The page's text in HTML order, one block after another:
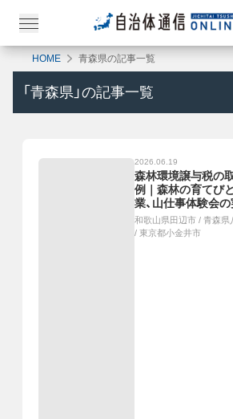
HOME 青森県の記事一覧
「 青森県 」の記事一覧
2026.06.19
森林環境譲与税の
例｜森林の育てび
業、山仕事体験会
童と交流する「絆事
もたちへの林業体験
和歌山県田辺市 / 青森県
/ 東京都小金井市